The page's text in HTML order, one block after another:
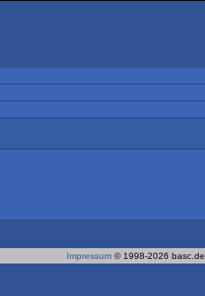
Impressum © 1998-2026 basc.de